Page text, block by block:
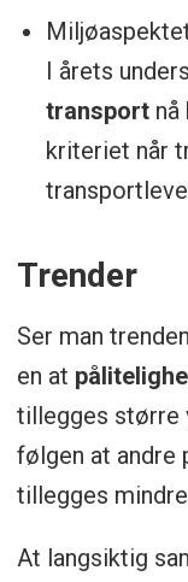
I årets
transportnå
kriteriet når
Trender
Ser man
en at
tillegges større
følgen at andre
tillegges
At langsiktig